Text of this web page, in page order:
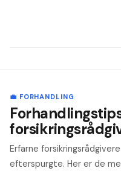
💼 FORHANDLING
Erfarne
efterspurgte. Her er de